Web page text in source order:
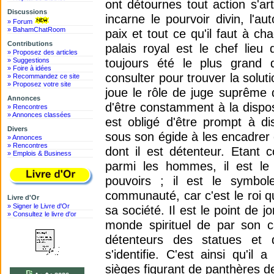
Discussions
» Forum
» BahamChatRoom
Contributions
» Proposez des articles
» Suggestions
» Foire à idées
» Recommandez ce site
» Proposez votre site
Annonces
» Rencontres
» Annonces classées
Divers
» Annonces
» Rencontres
» Emplois & Business
Livre d'Or
» Signer le Livre d'Or
» Consultez le livre d'or
ont détournes tout action
incarne le pourvoir divin,
paix et tout ce qu'il faut à
palais royal est le chef lieu
toujours été le plus grand
consulter pour trouver la
joue le rôle de juge suprême
d'être constamment à la
est obligé d'être prompt à
sous son égide à les
dont il est détenteur. Etant
parmi les hommes, il est le
pouvoirs ; il est le
communauté, car c'est le roi
sa société. Il est le point de
monde spirituel de par son
détenteurs des statues et
s'identifie. C'est ainsi qu'il
sièges figurant de panthères